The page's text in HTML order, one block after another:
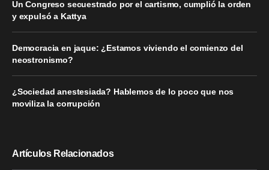
Un Congreso secuestrado por el cartismo, cumplió la orden
y expulsó a Kattya
Democracia en jaque: ¿Estamos viviendo el comienzo del
neostronismo?
¿Sociedad anestesiada? Hablemos de lo poco que nos
moviliza la corrupción
Artículos Relacionados